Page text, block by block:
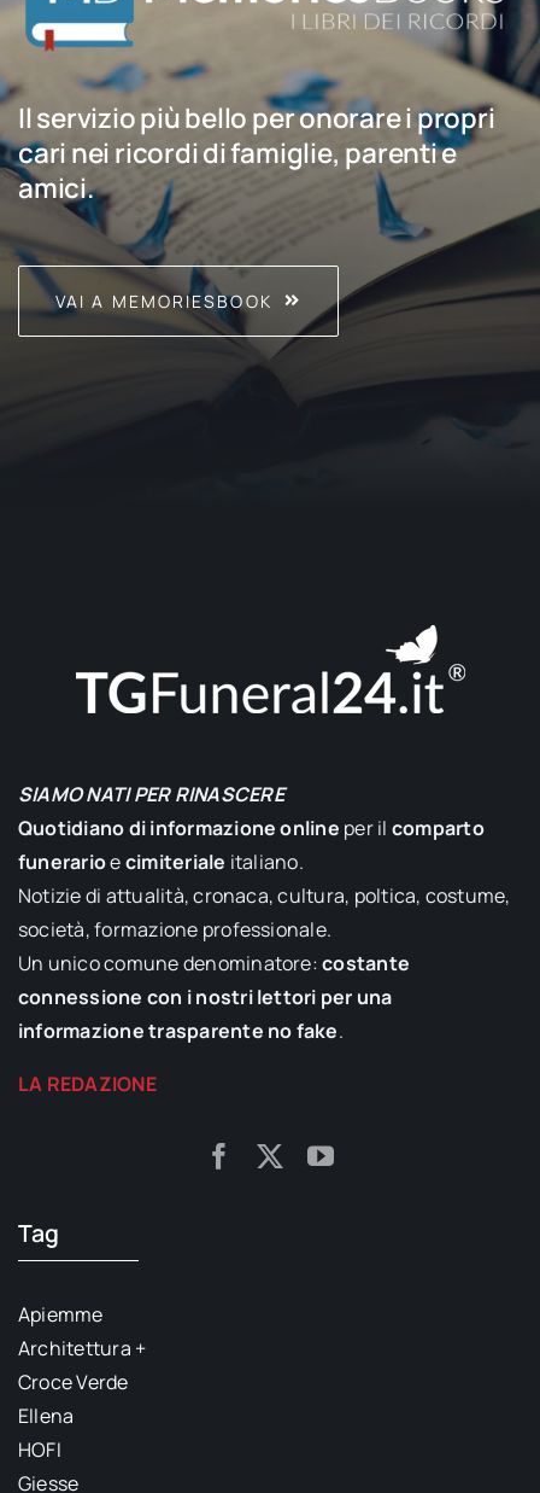
Il servizio più bello per onorare i propri
cari nei ricordi di famiglie, parenti e
amici.
VAI A MEMORIESBOOK
SIAMO NATI PER RINASCERE
Quotidiano di informazione online per il comparto
funerarioecimiteriale italiano.
Notizie di attualità, cronaca, cultura, poltica, costume,
società, formazione professionale.
Un unico comune denominatore:costante
connessione con i nostri lettori per una
informazione trasparente no fake.
LA REDAZIONE
Tag
Apiemme
Architettura +
Croce Verde
Ellena
HOFI
Giesse